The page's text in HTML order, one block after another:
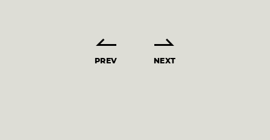
PREV NEXT